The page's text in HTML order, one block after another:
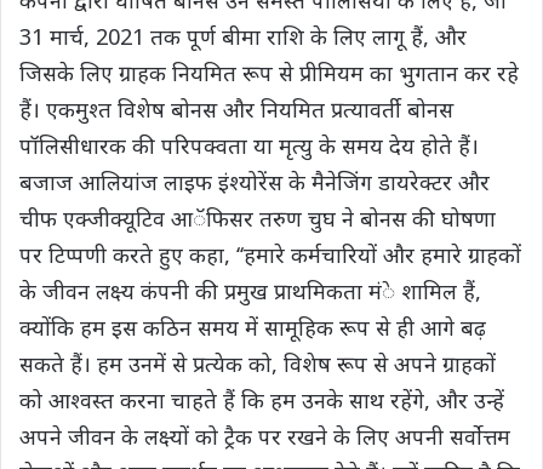
31 मार्च, 2021 तक पूर्ण बीमा राशि के लिए लागू हैं, और
जिसके लिए ग्राहक नियमित रूप से प्रीमियम का भुगतान कर रहे
हैं। एकमुश्त विशेष बोनस और नियमित प्रत्यावर्ती बोनस
पॉलिसीधारक की परिपक्वता या मृत्यु के समय देय होते हैं।
बजाज आलियांज लाइफ इंश्योरेंस के मैनेजिंग डायरेक्टर और
चीफ एक्जीक्यूटिव आॅफिसर तरुण चुघ ने बोनस की घोषणा
पर टिप्पणी करते हुए कहा, ‘‘हमारे कर्मचारियों और हमारे ग्राहकों
के जीवन लक्ष्य कंपनी की प्रमुख प्राथमिकता मंे शामिल हैं,
क्योंकि हम इस कठिन समय में सामूहिक रूप से ही आगे बढ़
सकते हैं। हम उनमें से प्रत्येक को, विशेष रूप से अपने ग्राहकों
को आश्वस्त करना चाहते हैं कि हम उनके साथ रहेंगे, और उन्हें
अपने जीवन के लक्ष्यों को ट्रैक पर रखने के लिए अपनी सर्वोत्तम